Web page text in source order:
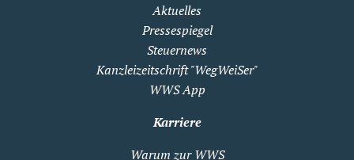
Aktuelles
Pressespiegel
Steuernews
Kanzleizeitschrift "WegWeiSer"
WWS App
Karriere
Warum zur WWS